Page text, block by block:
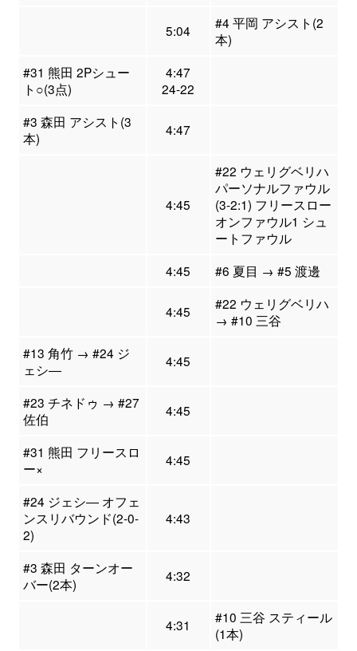
5:04
#4 平岡 アシスト(2
本)
#31 熊田 2Pシュー
ト○(3点)
4:47
24-22
#3 森田 アシスト(3
本)
4:47
4:45
#22 ウェリグベリハ
パーソナルファウル
(3-2:1) フリースロー
オンファウル1 シュ
ートファウル
4:45
#6 夏目 → #5 渡邊
4:45
#22 ウェリグベリハ
→ #10 三谷
#13 角竹 → #24 ジ
ェシ―
4:45
#23 チネドゥ → #27
佐伯
4:45
#31 熊田 フリースロ
ー×
4:45
#24 ジェシ― オフェ
ンスリバウンド(2-0-
2)
4:43
#3 森田 ターンオー
バー(2本)
4:32
4:31
#10 三谷 スティール
(1本)